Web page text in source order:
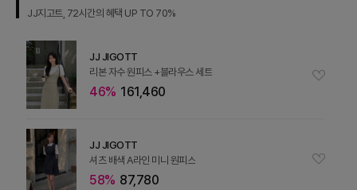
JJ지고트, 72시간의 혜택 UP TO 70%
JJ JIGOTT
리본 자수 원피스 +블라우스 세트
46% 161,460
JJ JIGOTT
셔츠 배색 A라인 미니 원피스
58% 87,780